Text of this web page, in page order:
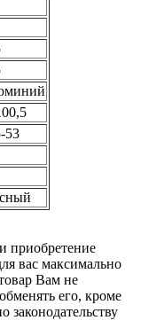
53
приобретение
вас максимально
Вам не
его, кроме
законодательству